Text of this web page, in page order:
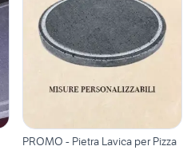
PROMO - Pietra Lavica per Pizza